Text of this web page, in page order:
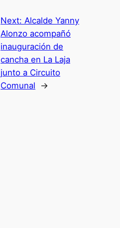
Next: Alcalde Yanny
Alonzo acompañó
inauguración de
cancha en La Laja
junto a Circuito
Comunal
→